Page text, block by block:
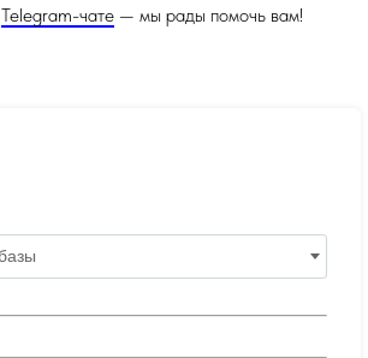
Telegram-чате — мы рады помочь вам!